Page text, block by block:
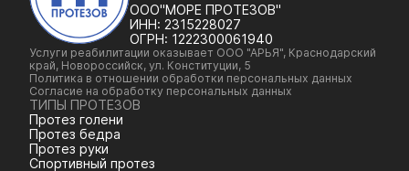
ООО"МОРЕ ПРОТЕЗОВ"
ИНН: 2315228027
ОГРН: 1222300061940
Услуги реабилитации оказывает ООО "АРЬЯ", Краснодарский
край, Новороссийск, ул. Конституции, 5
Политика в отношении обработки персональных данных
Согласие на обработку персональных данных
ТИПЫ ПРОТЕЗОВ
Протез голени
Протез бедра
Протез руки
Спортивный протез